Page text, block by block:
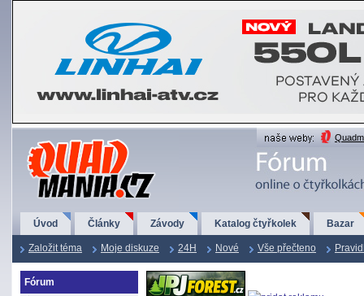
QuadMania.cz
Úvod Články Závody Katalog čtyřkolek Bazar
Založit téma Moje diskuze 24H Nové Vše přečteno
Fórum